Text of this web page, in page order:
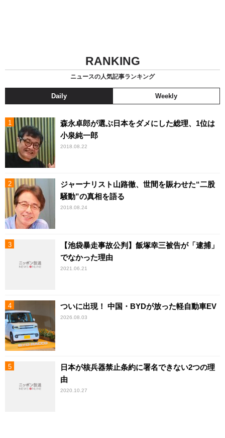
RANKING
ニュースの人気記事ランキング
Daily Weekly
森永卓郎が選ぶ日本をダメにした総理、1位は
小泉純一郎
2018.08.22
ジャーナリスト山路徹、世間を賑わせた“二股
騒動”の真相を語る
2018.08.24
【池袋暴走事故公判】飯塚幸三被告が「逮捕」
でなかった理由
2021.06.21
ついに出現！ 中国・BYDが放った軽自動車EV
2026.08.03
日本が核兵器禁止条約に署名できない2つの理
由
2020.10.27